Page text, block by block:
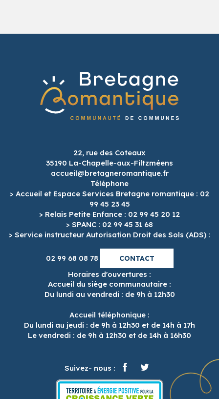
22, rue des Coteaux
35190 La-Chapelle-aux-Filtzméens
accueil@bretagneromantique.fr
Téléphone
> Accueil et Espace Services Bretagne romantique : 02
99 45 23 45
> Relais Petite Enfance : 02 99 45 20 12
> SPANC : 02 99 45 31 68
> Service instructeur Autorisation Droit des Sols (ADS) :
02 99 68 08 78 CONTACT
Horaires d'ouvertures :
Accueil du siège communautaire :
Du lundi au vendredi : de 9h à 12h30
Accueil téléphonique :
Du lundi au jeudi : de 9h à 12h30 et de 14h à 17h
Le vendredi : de 9h à 12h30 et de 14h à 16h30
Suivez- nous :